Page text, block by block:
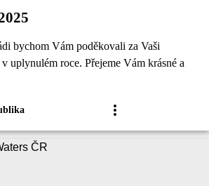
bychom Vám poděkovali za Vaši
uplynulém roce. Přejeme Vám krásné a